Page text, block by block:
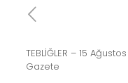
TEBLİĞLER – 15
Gazete